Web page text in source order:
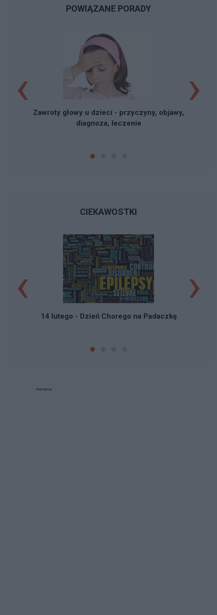
POWIĄZANE PORADY
Zawroty głowy u dzieci - przyczyny, objawy,
diagnoza, leczenie
‹ ›
CIEKAWOSTKI
14 lutego - Dzień Chorego na Padaczkę
‹ ›
Reklama: